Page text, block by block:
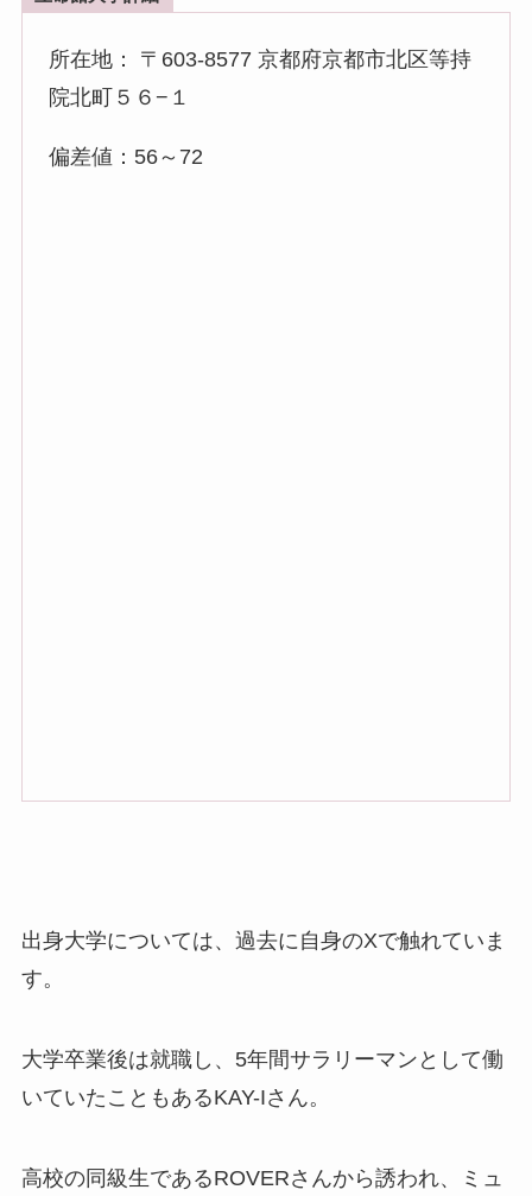
所在地： 〒603-8577 京都府京都市北区等持
院北町５６−１
偏差値：56～72
出身大学については、過去に自身のXで触れていま
す。
大学卒業後は就職し、5年間サラリーマンとして働
いていたこともあるKAY-Iさん。
高校の同級生であるROVERさんから誘われ、ミュ